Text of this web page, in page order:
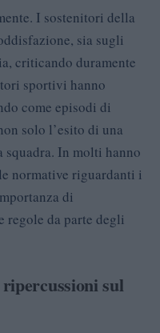
I sostenitori della
sia sugli
criticando duramente
sportivi hanno
come episodi di
solo l’esito di una
squadra. In molti hanno
normative riguardanti i
di
regole da parte degli
sul